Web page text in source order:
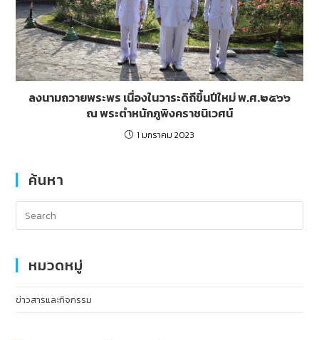
ลงนามถวายพระพร เนื่องในวาระดิถีขึ้นปีใหม่ พ.ศ.๒๕๖๖
ณ พระตำหนักภูพิงคราชนิเวศน์
1 มกราคม 2023
ค้นหา
หมวดหมู่
ข่าวสารและกิจกรรม